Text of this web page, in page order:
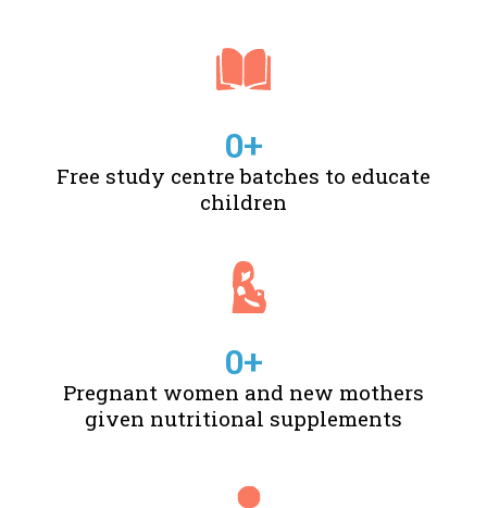
Free study centre batches to educate
children
0+
Pregnant women and new mothers
given nutritional supplements
0+